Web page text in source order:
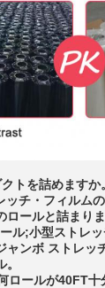
トを詰めますか。
ッチ・フィルム
ロールと詰まり
ル;小型ストレ
ャンボ ストレッ
ロールが40FT十